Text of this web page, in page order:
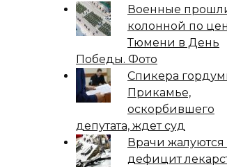
Военные
колонной по
Тюмени в День
Победы. Фото
Спикера
Прикамье,
оскорбившего
депутата, ждет суд
Врачи жалуются
дефицит